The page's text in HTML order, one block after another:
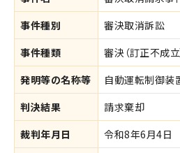
事件種別
審決取消訴訟
事件種類
審決（訂正不成
発明等の名称等
自動運転制御装
判決結果
請求棄却
裁判年月日
令和8年6月4日